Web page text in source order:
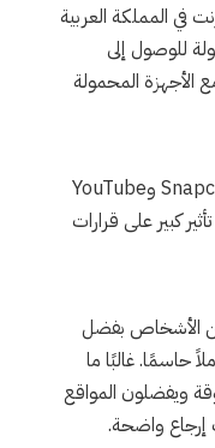
في المملكة العربية
للوصول إلى
الأجهزة المحمولة
تُعد منصات مثل Instagram وSnapchat وYouTube
كبير على قرارات
من الأشخاص بفضل
حاسمًا. غالبًا ما
ويفضلون المواقع
إرجاع واضحة.